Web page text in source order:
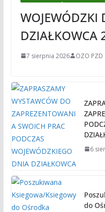
WOJEWÓDZKI
DZIAŁKOWCA
7 sierpnia 2026 OZO PZD
6
do